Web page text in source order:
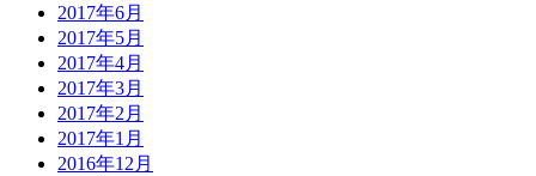
2017年6月
2017年5月
2017年4月
2017年3月
2017年2月
2017年1月
2016年12月